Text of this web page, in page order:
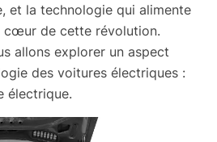
et la technologie qui alimente
cœur de cette révolution.
allons explorer un aspect
des voitures électriques :
électrique.